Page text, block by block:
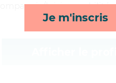
Je m'inscris
compagnie/loisirs, mobilité